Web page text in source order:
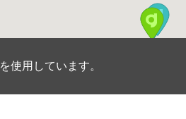
を使用しています。